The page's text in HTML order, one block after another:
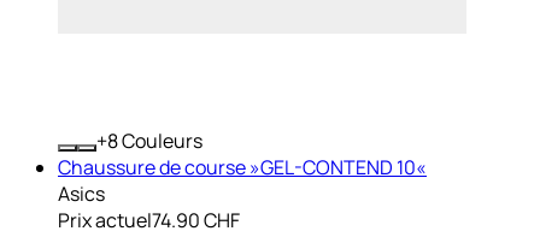
+ Couleurs
Chaussure de course »GEL-CONTEND 10«
Asics
Prix actuel74.90 CHF